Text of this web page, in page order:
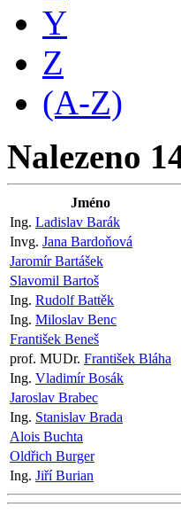
Y
Z
(A-Z)
Nalezeno
Jméno
Ing. Ladislav Barák
Invg. Jana Bardoňová
Jaromír Bartášek
Slavomil Bartoš
Ing. Rudolf Battěk
Ing. Miloslav Benc
František Beneš
prof. MUDr. František Bláha
Ing. Vladimír Bosák
Jaroslav Brabec
Ing. Stanislav Brada
Alois Buchta
Oldřich Burger
Ing. Jiří Burian